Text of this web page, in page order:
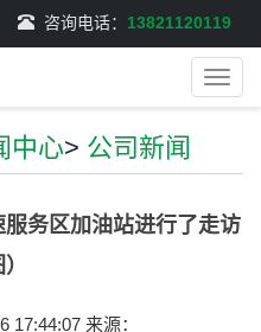
咨询电话： 13821120119
导
航
中心> 公司新闻
务区加油站进行了走访
17:44:07 来源：